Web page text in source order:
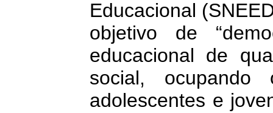
Educacional
objetivo de
educacional de
social,
adolescentes e